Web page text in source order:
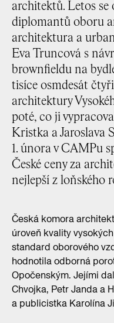
architektů. Letos se
diplomantů oboru
architektura a
Eva Truncová s
brownfieldu na
tisíce osmdesát
architektury
poté, co ji
Kristka a Jaroslava
1. února v CAMPu
České ceny za
nejlepší z loňského
Česká komora
úroveň kvality
standard oborového
hodnotila odborná
Opočenským. Jejími
Chvojka, Petr Janda a
a publicistka Karolína